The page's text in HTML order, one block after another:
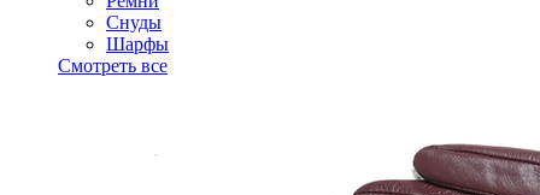
Снуды
Шарфы
Смотреть все